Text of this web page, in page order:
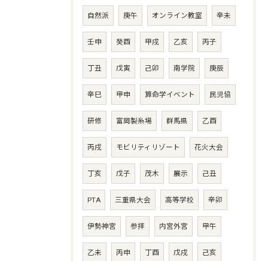
自然派 庚午 オンライン教室 辛未
壬申 癸酉 甲戌 乙亥 丙子
丁丑 戊寅 己卯 南学院 庚辰
辛巳 甲申 算命学イベント 民児協
研修 富岡製糸場 群馬県 乙酉
丙戌 モビリティリゾート 花火大会
丁亥 戊子 茂木 展示 己丑
PTA 三重県大会 高等学校 辛卯
伊勢神宮 参拝 内宮外宮 甲午
乙未 丙申 丁酉 戊戌 己亥